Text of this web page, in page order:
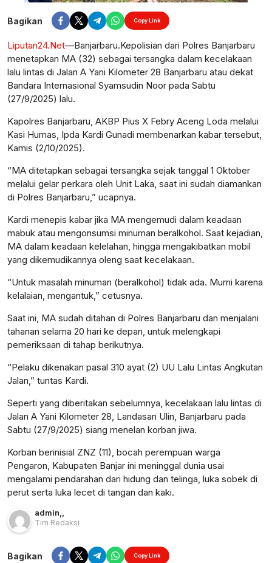
Bagikan Copy Link
Liputan24.Net—Banjarbaru.Kepolisian dari Polres Banjarbaru
menetapkan MA (32) sebagai tersangka dalam kecelakaan
lalu lintas di Jalan A Yani Kilometer 28 Banjarbaru atau dekat
Bandara Internasional Syamsudin Noor pada Sabtu
(27/9/2025) lalu.
Kapolres Banjarbaru, AKBP Pius X Febry Aceng Loda melalui
Kasi Humas, Ipda Kardi Gunadi membenarkan kabar tersebut,
Kamis (2/10/2025).
“MA ditetapkan sebagai tersangka sejak tanggal 1 Oktober
melalui gelar perkara oleh Unit Laka, saat ini sudah diamankan
di Polres Banjarbaru,” ucapnya.
Kardi menepis kabar jika MA mengemudi dalam keadaan
mabuk atau mengonsumsi minuman beralkohol. Saat kejadian,
MA dalam keadaan kelelahan, hingga mengakibatkan mobil
yang dikemudikannya oleng saat kecelakaan.
“Untuk masalah minuman (beralkohol) tidak ada. Murni karena
kelalaian, mengantuk,” cetusnya.
Saat ini, MA sudah ditahan di Polres Banjarbaru dan menjalani
tahanan selama 20 hari ke depan, untuk melengkapi
pemeriksaan di tahap berikutnya.
“Pelaku dikenakan pasal 310 ayat (2) UU Lalu Lintas Angkutan
Jalan,” tuntas Kardi.
Seperti yang diberitakan sebelumnya, kecelakaan lalu lintas di
Jalan A Yani Kilometer 28, Landasan Ulin, Banjarbaru pada
Sabtu (27/9/2025) siang menelan korban jiwa.
Korban berinisial ZNZ (11), bocah perempuan warga
Pengaron, Kabupaten Banjar ini meninggal dunia usai
mengalami pendarahan dari hidung dan telinga, luka sobek di
perut serta luka lecet di tangan dan kaki.
admin
Tim Redaksi
Bagikan Copy Link